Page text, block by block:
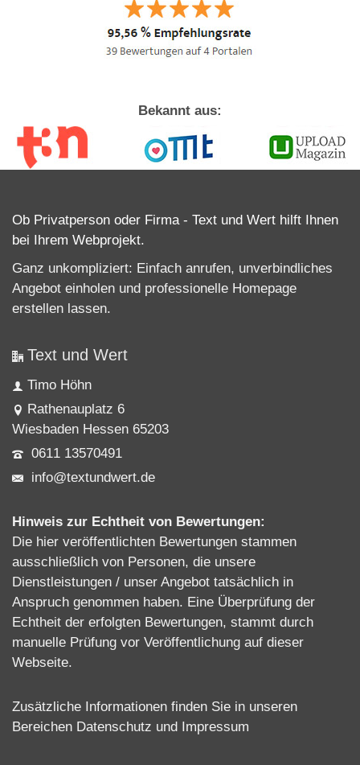
Bekannt aus:
Ob Privatperson oder Firma - Text und Wert hilft Ihnen
bei Ihrem Webprojekt.
Ganz unkompliziert: Einfach anrufen, unverbindliches
Angebot einholen und professionelle Homepage
erstellen lassen.
Text und Wert
Timo Höhn
Rathenauplatz 6
Wiesbaden Hessen 65203
0611 13570491
info@textundwert.de
Hinweis zur Echtheit von Bewertungen:
Die hier veröffentlichten Bewertungen stammen
ausschließlich von Personen, die unsere
Dienstleistungen / unser Angebot tatsächlich in
Anspruch genommen haben. Eine Überprüfung der
Echtheit der erfolgten Bewertungen, stammt durch
manuelle Prüfung vor Veröffentlichung auf dieser
Webseite.
Zusätzliche Informationen finden Sie in unseren
Bereichen Datenschutz und Impressum